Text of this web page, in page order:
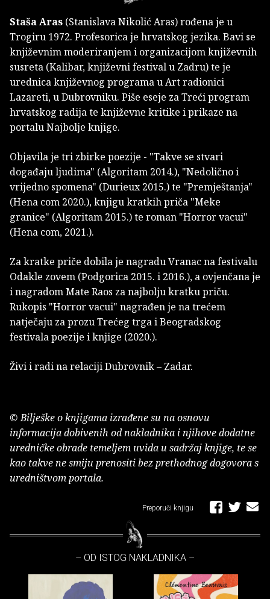
Staša Aras (Stanislava Nikolić Aras) rođena je u
Trogiru 1972. Profesorica je hrvatskog jezika. Bavi se
književnim moderiranjem i organizacijom književnih
susreta (Kalibar, književni festival u Zadru) te je
urednica književnog programa u Art radionici
Lazareti, u Dubrovniku. Piše eseje za Treći program
hrvatskog radija te književne kritike i prikaze na
portalu Najbolje knjige.
Objavila je tri zbirke poezije - "Takve se stvari
događaju ljudima" (Algoritam 2014.), "Nedolično i
vrijedno spomena" (Durieux 2015.) te "Premještanja"
(Hena com 2020.), knjigu kratkih priča "Meke
granice" (Algoritam 2015.) te roman "Horror vacui"
(Hena com, 2021.).
Za kratke priče dobila je nagradu Vranac na festivalu
Odakle zovem (Podgorica 2015. i 2016.), a ovjenčana je
i nagradom Mate Raos za najbolju kratku priču.
Rukopis "Horror vacui" nagrađen je na trećem
natječaju za prozu Trećeg trga i Beogradskog
festivala poezije i knjige (2020.).
Živi i radi na relaciji Dubrovnik – Zadar.
© Bilješke o knjigama izrađene su na osnovu
informacija dobivenih od nakladnika i njihove dodatne
uredničke obrade temeljem uvida u sadržaj knjige, te se
kao takve ne smiju prenositi bez prethodnog dogovora s
uredništvom portala.
Preporuči knjigu
– OD ISTOG NAKLADNIKA –